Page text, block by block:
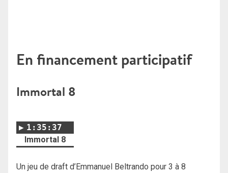
En financement participatif
Immortal 8
1:35:37
Immortal 8
Un jeu de draft d’Emmanuel Beltrando pour 3 à 8